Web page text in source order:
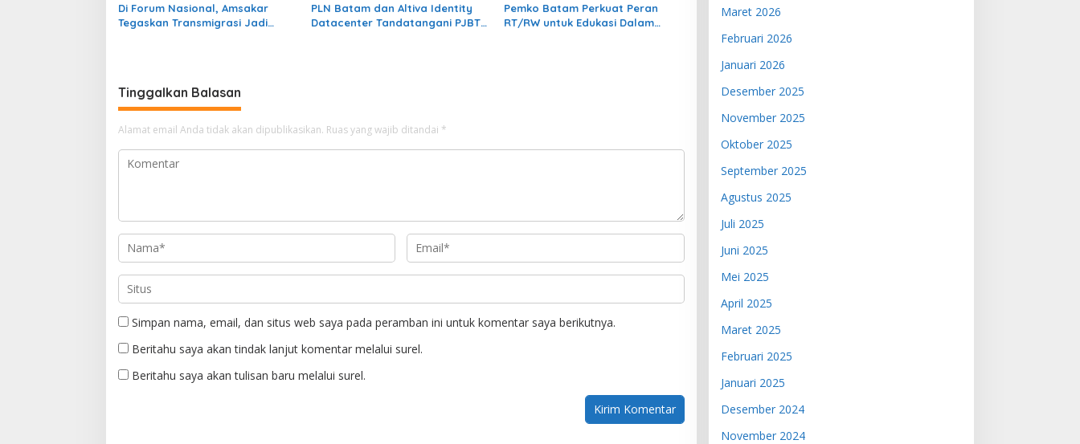
Di Forum Nasional, Amsakar
Tegaskan Transmigrasi Jadi
PLN Batam dan Altiva Identity
Datacenter Tandatangani PJBTL
Pemko Batam Perkuat Peran
RT/RW untuk Edukasi Dalam
Tinggalkan Balasan
Alamat email Anda tidak akan dipublikasikan. Ruas yang wajib ditandai *
Simpan nama, email, dan situs web saya pada peramban ini untuk komentar saya berikutnya.
Beritahu saya akan tindak lanjut komentar melalui surel.
Beritahu saya akan tulisan baru melalui surel.
Maret 2026
Februari 2026
Januari 2026
Desember 2025
November 2025
Oktober 2025
September 2025
Agustus 2025
Juli 2025
Juni 2025
Mei 2025
April 2025
Maret 2025
Februari 2025
Januari 2025
Desember 2024
November 2024